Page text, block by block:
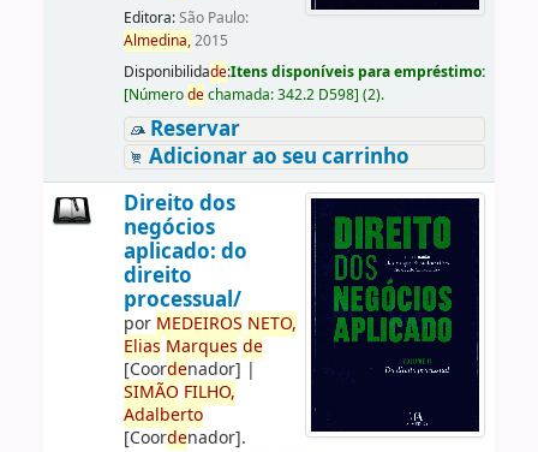
Editora:São Paulo:
Almedina,2015
Disponibilidade:Itens disponíveis para empréstimo:
[Númerodechamada:342.2 D598] (2).
Reservar
Adicionar ao seu carrinho
Direito dos
negócios
aplicado: do
direito
processual/
por MEDEIROS NETO,
Elias Marques de
[Coordenador] |
SIMÃO FILHO,
Adalberto
[Coordenador].